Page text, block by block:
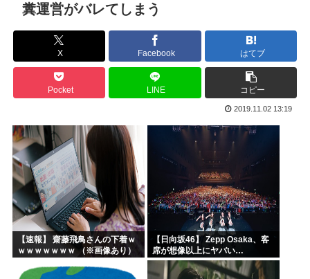
オトンがこれ見てガンダムって言うんやが
灼眼のシャナというラノベwww
プーチン「あえて申し上げます。助けてください。」
このガンプラなにかわかる？
エッヂ声優大好き部
ラジコンのキングタイガーでスズメバチの巣に突撃「ハチから...
イチローがマリナーズ主催のHRダービーで見せた活躍にML...
高市早苗、また怪しい経歴が出てくるwww
子供にはロボットアニメ以外禁止にするわ
【画像】キオクシア声優・羊宮妃那ちゃん今日も信用できるw...
糞運営がバレてしまう
X Facebook はてブ
Pocket LINE コピー
2019.11.02 13:19
【速報】 齋藤飛鳥さんの下着ｗ
ｗｗｗｗｗｗｗ （※画像あり）
【日向坂46】 Zepp Osaka、客
席が想像以上にヤバい…